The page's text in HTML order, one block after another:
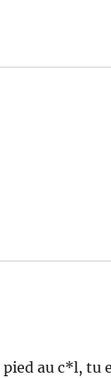
au c*l,